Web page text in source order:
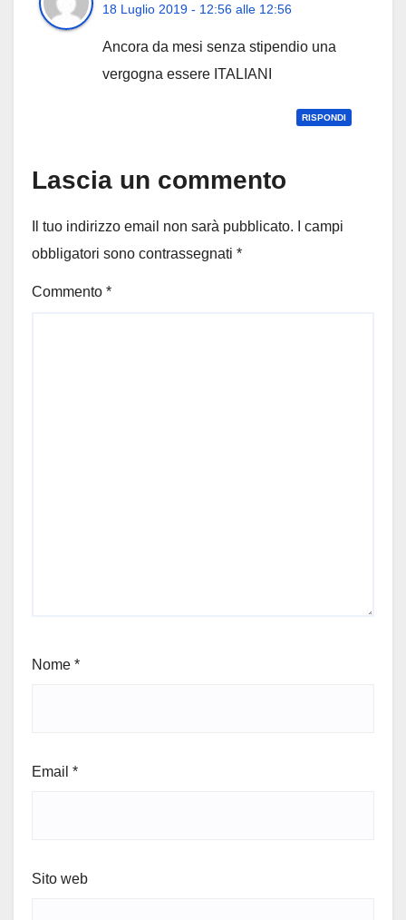
18 Luglio 2019 - 12:56 alle 12:56
Ancora da mesi senza stipendio una
vergogna essere ITALIANI
RISPONDI
Lascia un commento
Il tuo indirizzo email non sarà pubblicato.
I campi
obbligatori sono contrassegnati *
Commento *
Nome *
Email *
Sito web